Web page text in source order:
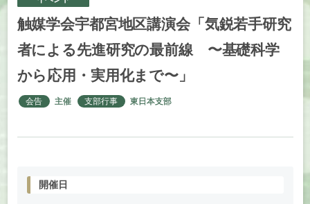
触媒学会宇都宮地区講演会「気鋭若手研究
者による先進研究の最前線 〜基礎科学
から応用 ・ 実用化まで〜」
会告 主催 支部行事 東日本支部
開催日